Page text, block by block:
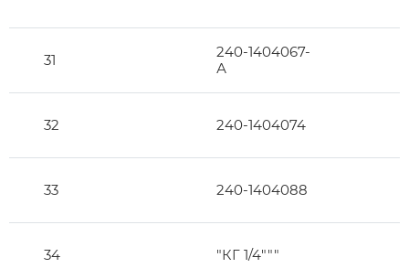
31
240-1404067-
А
32 240-1404074
33 240-1404088
34 "КГ 1/4"""